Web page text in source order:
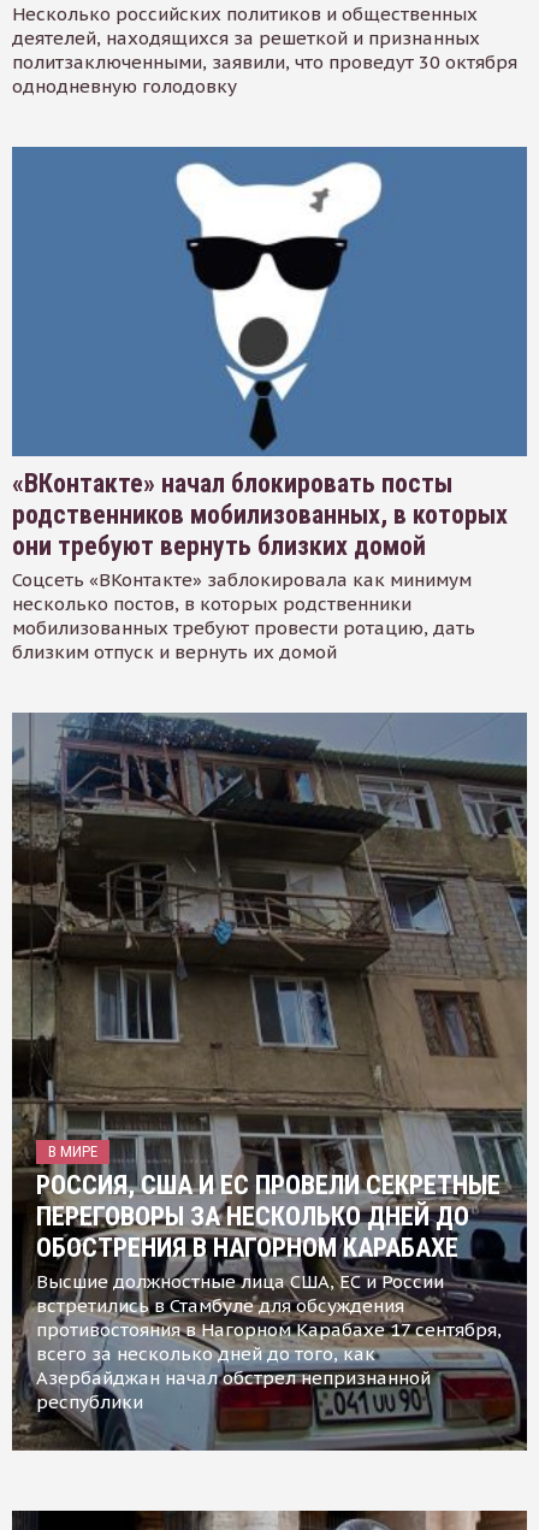
Несколько российских политиков и общественных
деятелей, находящихся за решеткой и признанных
политзаключенными, заявили, что проведут 30 октября
однодневную голодовку
«ВКонтакте» начал блокировать посты
родственников мобилизованных, в которых
они требуют вернуть близких домой
Соцсеть «ВКонтакте» заблокировала как минимум
несколько постов, в которых родственники
мобилизованных требуют провести ротацию, дать
близким отпуск и вернуть их домой
В МИРЕ
РОССИЯ, США И ЕС ПРОВЕЛИ СЕКРЕТНЫЕ
ПЕРЕГОВОРЫ ЗА НЕСКОЛЬКО ДНЕЙ ДО
ОБОСТРЕНИЯ В НАГОРНОМ КАРАБАХЕ
Высшие должностные лица США, ЕС и России
встретились в Стамбуле для обсуждения
противостояния в Нагорном Карабахе 17 сентября,
всего за несколько дней до того, как
Азербайджан начал обстрел непризнанной
республики